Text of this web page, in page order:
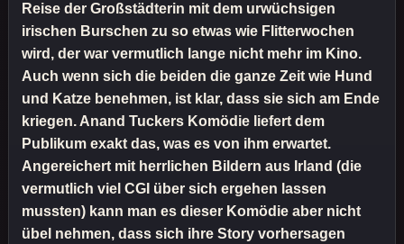
Reise der Großstädterin mit dem urwüchsigen
irischen Burschen zu so etwas wie Flitterwochen
wird, der war vermutlich lange nicht mehr im Kino.
Auch wenn sich die beiden die ganze Zeit wie Hund
und Katze benehmen, ist klar, dass sie sich am Ende
kriegen. Anand Tuckers Komödie liefert dem
Publikum exakt das, was es von ihm erwartet.
Angereichert mit herrlichen Bildern aus Irland (die
vermutlich viel CGI über sich ergehen lassen
mussten) kann man es dieser Komödie aber nicht
übel nehmen, dass sich ihre Story vorhersagen